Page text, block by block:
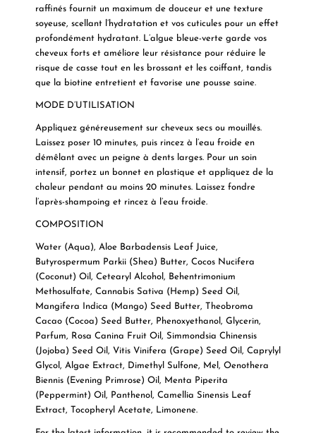
raffinés fournit un maximum de douceur et une texture
soyeuse, scellant l’hydratation et vos cuticules pour un effet
profondément hydratant. L’algue bleue-verte garde vos
cheveux forts et améliore leur résistance pour réduire le
risque de casse tout en les brossant et les coiffant, tandis
que la biotine entretient et favorise une pousse saine.
MODE D’UTILISATION
Appliquez généreusement sur cheveux secs ou mouillés.
Laissez poser 10 minutes, puis rincez à l’eau froide en
démêlant avec un peigne à dents larges. Pour un soin
intensif, portez un bonnet en plastique et appliquez de la
chaleur pendant au moins 20 minutes. Laissez fondre
l’après-shampoing et rincez à l’eau froide.
COMPOSITION
Water (Aqua), Aloe Barbadensis Leaf Juice,
Butyrospermum Parkii (Shea) Butter, Cocos Nucifera
(Coconut) Oil, Cetearyl Alcohol, Behentrimonium
Methosulfate, Cannabis Sativa (Hemp) Seed Oil,
Mangifera Indica (Mango) Seed Butter, Theobroma
Cacao (Cocoa) Seed Butter, Phenoxyethanol, Glycerin,
Parfum, Rosa Canina Fruit Oil, Simmondsia Chinensis
(Jojoba) Seed Oil, Vitis Vinifera (Grape) Seed Oil, Caprylyl
Glycol, Algae Extract, Dimethyl Sulfone, Mel, Oenothera
Biennis (Evening Primrose) Oil, Menta Piperita
(Peppermint) Oil, Panthenol, Camellia Sinensis Leaf
Extract, Tocopheryl Acetate, Limonene.